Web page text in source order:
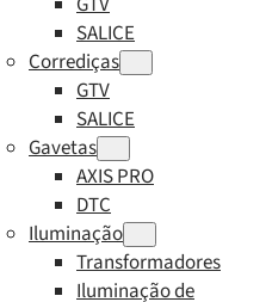
SALICE
Corrediças
GTV
SALICE
Gavetas
AXIS PRO
DTC
Iluminação
Transformadores
Iluminação de